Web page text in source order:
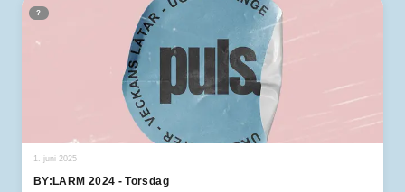
?
1. juni 2025
BY:LARM 2024 - Torsdag